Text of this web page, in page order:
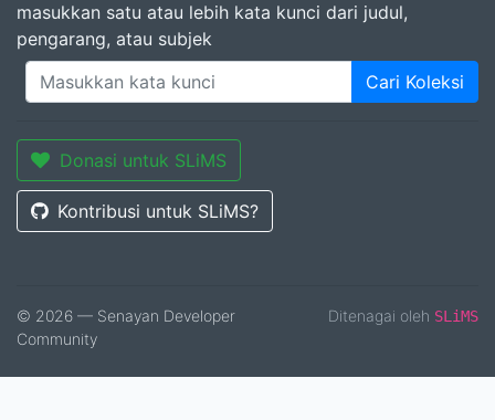
masukkan satu atau lebih kata kunci dari judul,
pengarang, atau subjek
Cari Koleksi
Donasi untuk SLiMS
Kontribusi untuk SLiMS?
© 2026 — Senayan Developer
Community
Ditenagai oleh SLiMS